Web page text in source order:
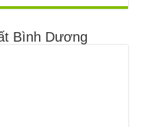
Bình Dương